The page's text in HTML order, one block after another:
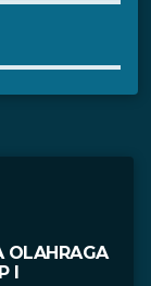
OLAHRAGA
I